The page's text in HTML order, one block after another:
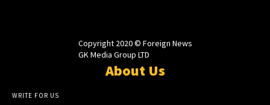
Copyright 2020 © Foreign News
GK Media Group LTD
About Us
WRITE FOR US